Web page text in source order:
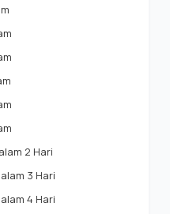
2 Hari
3 Hari
4 Hari